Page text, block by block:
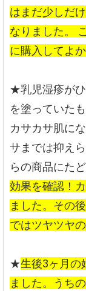
はまだ少しだ
なりました。
に購入してよ
★乳児湿疹が
を塗っていた
カサカサ肌に
サまでは抑え
らの商品にた
効果を確認！
ました。その
ではツヤツヤ
★生後3ヶ月の
ました。うち